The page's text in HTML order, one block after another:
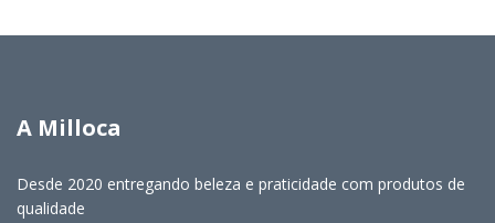
A Milloca
Desde 2020 entregando beleza e praticidade com produtos de
qualidade